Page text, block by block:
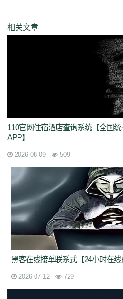
相关文章
110官网住宿酒店查询系统【全国
APP】
2026-08-09 509
黑客在线接单联系式【24小时在线
2026-07-12 729